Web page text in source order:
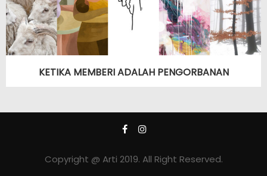
KETIKA MEMBERI ADALAH PENGORBANAN
Copyright @ Arti 2019. All Right Reserved.